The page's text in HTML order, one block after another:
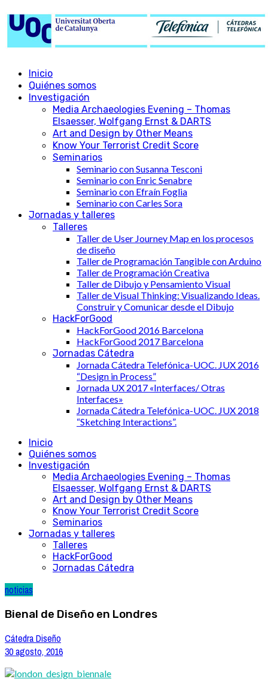
Inicio
Quiénes somos
Investigación
Media Archaeologies Evening – Thomas
Elsaesser, Wolfgang Ernst & DARTS
Art and Design by Other Means
Know Your Terrorist Credit Score
Seminarios
Seminario con Susanna Tesconi
Seminario con Enric Senabre
Seminario con Efraín Foglia
Seminario con Carles Sora
Jornadas y talleres
Talleres
Taller de User Journey Map en los procesos
de diseño
Taller de Programación Tangible con Arduino
Taller de Programación Creativa
Taller de Dibujo y Pensamiento Visual
Taller de Visual Thinking: Visualizando Ideas.
Construir y Comunicar desde el Dibujo
HackForGood
HackForGood 2016 Barcelona
HackForGood 2017 Barcelona
Jornadas Cátedra
Jornada Cátedra Telefónica-UOC. JUX 2016
“Design in Process”
Jornada UX 2017 «Interfaces/ Otras
Interfaces»
Jornada Cátedra Telefónica-UOC. JUX 2018
“Sketching Interactions”.
Inicio
Quiénes somos
Investigación
Media Archaeologies Evening – Thomas
Elsaesser, Wolfgang Ernst & DARTS
Art and Design by Other Means
Know Your Terrorist Credit Score
Seminarios
Jornadas y talleres
Talleres
HackForGood
Jornadas Cátedra
noticias
Bienal de Diseño en Londres
Cátedra Diseño
30 agosto, 2016